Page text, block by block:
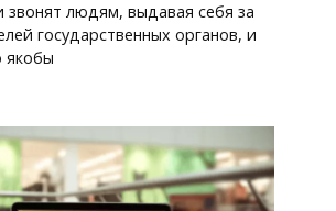
звонят людям, выдавая себя за
государственных органов, и